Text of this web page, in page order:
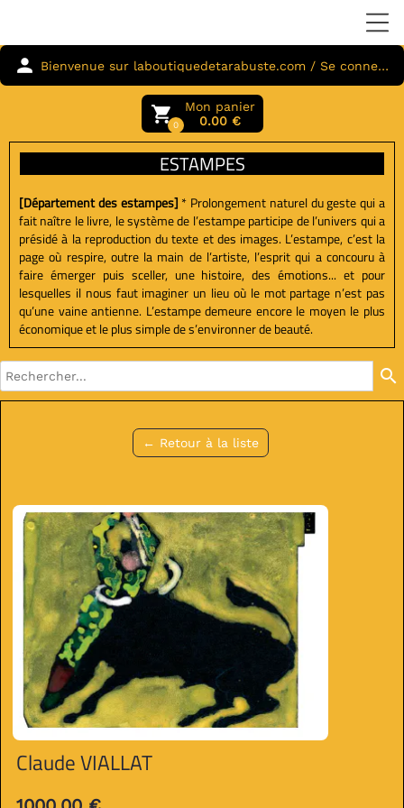
person Bienvenue sur laboutiquedetarabuste.com / Se connecter
local_grocery_store0
Mon panier
0.00 €
ESTAMPES
[Département des estampes] * Prolongement naturel du geste qui a
fait naître le livre, le système de l’estampe participe de l’univers qui a
présidé à la reproduction du texte et des images. L’estampe, c’est la
page où respire, outre la main de l’artiste, l’esprit qui a concouru à
faire émerger puis sceller, une histoire, des émotions... et pour
lesquelles il nous faut imaginer un lieu où le mot partage n’est pas
qu’une vaine antienne. L’estampe demeure encore le moyen le plus
économique et le plus simple de s’environner de beauté.
search
← Retour à la liste
Claude VIALLAT